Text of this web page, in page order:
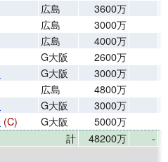
広島
3600万
広島
3000万
広島
4000万
G大阪
2600万
G大阪
3000万
広島
4800万
G大阪
3000万
(C) G大阪
5000万
計
48200万
-